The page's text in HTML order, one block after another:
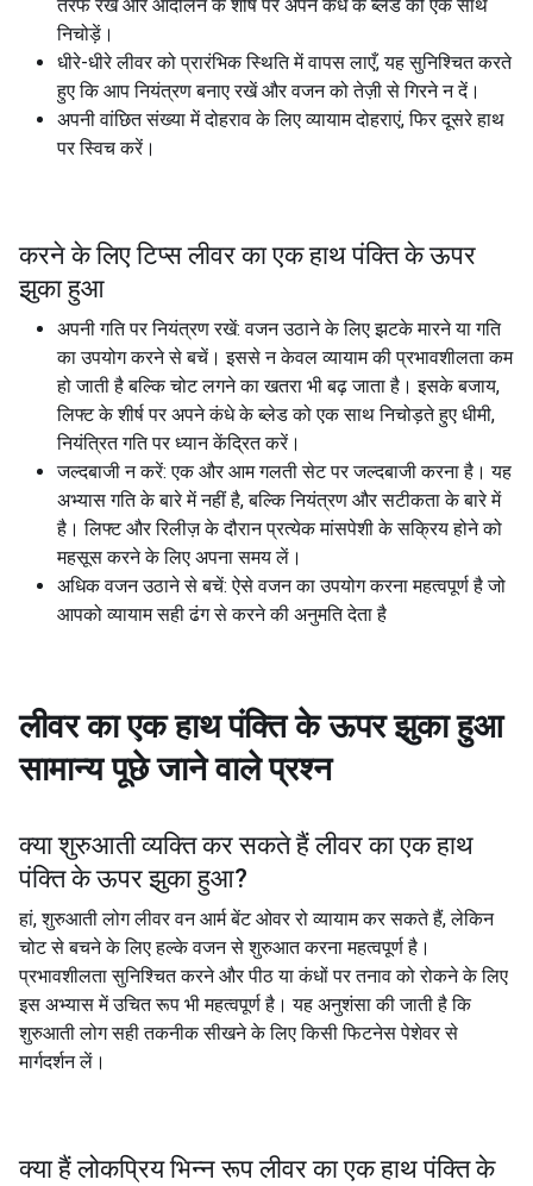
तरफ रखें और आंदोलन के शीर्ष पर अपने कंधे के ब्लेड को एक साथ
निचोड़ें।
धीरे-धीरे लीवर को प्रारंभिक स्थिति में वापस लाएँ, यह सुनिश्चित करते
हुए कि आप नियंत्रण बनाए रखें और वजन को तेज़ी से गिरने न दें।
अपनी वांछित संख्या में दोहराव के लिए व्यायाम दोहराएं, फिर दूसरे हाथ
पर स्विच करें।
करने के लिए टिप्स लीवर का एक हाथ पंक्ति के ऊपर
झुका हुआ
अपनी गति पर नियंत्रण रखें: वजन उठाने के लिए झटके मारने या गति
का उपयोग करने से बचें। इससे न केवल व्यायाम की प्रभावशीलता कम
हो जाती है बल्कि चोट लगने का खतरा भी बढ़ जाता है। इसके बजाय,
लिफ्ट के शीर्ष पर अपने कंधे के ब्लेड को एक साथ निचोड़ते हुए धीमी,
नियंत्रित गति पर ध्यान केंद्रित करें।
जल्दबाजी न करें: एक और आम गलती सेट पर जल्दबाजी करना है। यह
अभ्यास गति के बारे में नहीं है, बल्कि नियंत्रण और सटीकता के बारे में
है। लिफ्ट और रिलीज़ के दौरान प्रत्येक मांसपेशी के सक्रिय होने को
महसूस करने के लिए अपना समय लें।
अधिक वजन उठाने से बचें: ऐसे वजन का उपयोग करना महत्वपूर्ण है जो
आपको व्यायाम सही ढंग से करने की अनुमति देता है
लीवर का एक हाथ पंक्ति के ऊपर झुका हुआ
सामान्य पूछे जाने वाले प्रश्न
क्या शुरुआती व्यक्ति कर सकते हैं लीवर का एक हाथ
पंक्ति के ऊपर झुका हुआ?
हां, शुरुआती लोग लीवर वन आर्म बेंट ओवर रो व्यायाम कर सकते हैं, लेकिन
चोट से बचने के लिए हल्के वजन से शुरुआत करना महत्वपूर्ण है।
प्रभावशीलता सुनिश्चित करने और पीठ या कंधों पर तनाव को रोकने के लिए
इस अभ्यास में उचित रूप भी महत्वपूर्ण है। यह अनुशंसा की जाती है कि
शुरुआती लोग सही तकनीक सीखने के लिए किसी फिटनेस पेशेवर से
मार्गदर्शन लें।
क्या हैं लोकप्रिय भिन्न रूप लीवर का एक हाथ पंक्ति के